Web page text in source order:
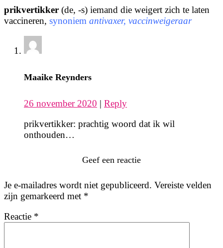
prikvertikker (de, -s) iemand die weigert zich te laten
vaccineren, synoniem antivaxer, vaccinweigeraar
Maaike Reynders
26 november 2020 | Reply
prikvertikker: prachtig woord dat ik wil
onthouden…
Geef een reactie
Je e-mailadres wordt niet gepubliceerd. Vereiste velden
zijn gemarkeerd met *
Reactie *